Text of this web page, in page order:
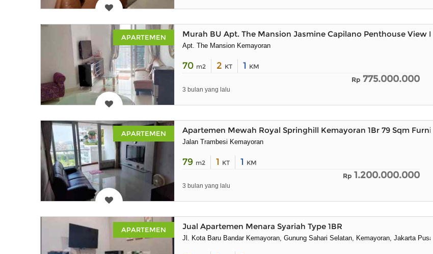
APARTEMEN Murah BU Apt. The Mansion Jasmine Capilano Penthouse View
Apt. The Mansion Kemayoran
70 m2 2 KT 1 KM
Rp 775.000.000
3 bulan yang lalu
APARTEMEN Apartemen Mewah Royal Springhill Kemayoran 1Br 79 Sqm
Jalan Trambesi Kemayoran
79 m2 1 KT 1 KM
Rp 1.200.000.000
3 bulan yang lalu
APARTEMEN Jual Apartemen Menara Syariah Type 1BR
Jl. Kota Baru Bandar Kemayoran, Gunung Sahari Selatan, Kemayoran, Jakarta Pusat